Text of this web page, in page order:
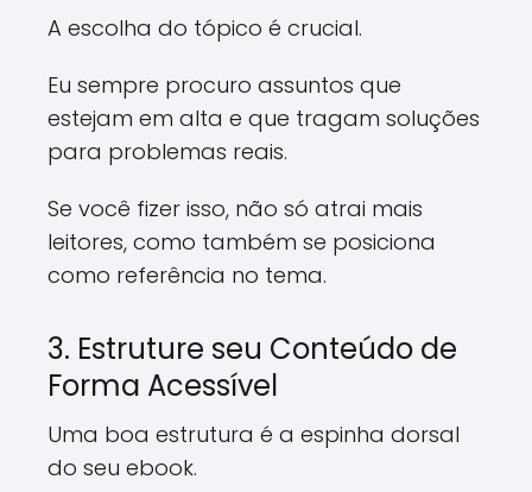
A escolha do tópico é crucial.
Eu sempre procuro assuntos que
estejam em alta e que tragam soluções
para problemas reais.
Se você fizer isso, não só atrai mais
leitores, como também se posiciona
como referência no tema.
3. Estruture seu Conteúdo de
Forma Acessível
Uma boa estrutura é a espinha dorsal
do seu ebook.